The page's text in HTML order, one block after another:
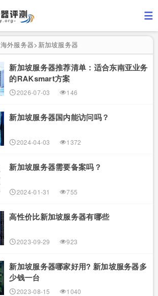
海外服务器> 新加坡服务器
新加坡服务器推荐清单：适合东南亚业务
的RAKsmart方案
2026-07-03 146
新加坡服务器国内能访问吗？
2024-04-03 1372
新加坡服务器需要备案吗？
2024-01-31 755
高性价比新加坡服务器有哪些
2023-09-29 923
新加坡服务器哪家好用? 新加坡服务器多
少钱一台
2023-08-15 1040